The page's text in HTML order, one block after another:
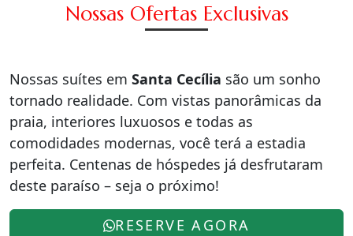
Nossas Ofertas Exclusivas
Nossas suítes em Santa Cecília são um sonho
tornado realidade. Com vistas panorâmicas da
praia, interiores luxuosos e todas as
comodidades modernas, você terá a estadia
perfeita. Centenas de hóspedes já desfrutaram
deste paraíso – seja o próximo!
RESERVE AGORA